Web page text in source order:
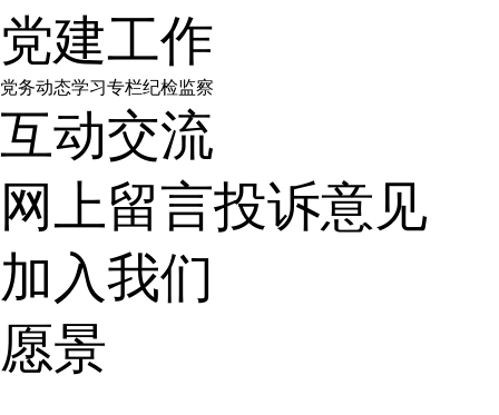
党建工作
党务动态学习专栏纪检监察
互动交流
网上留言投诉意见
加入我们
愿景